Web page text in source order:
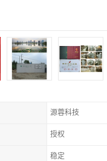
源蓉科技
授权
稳定